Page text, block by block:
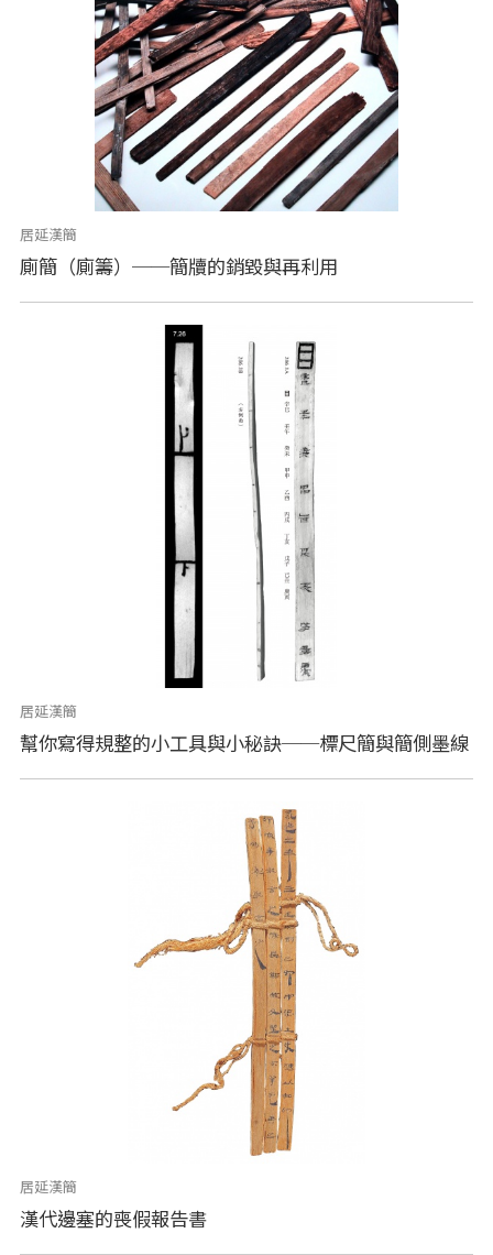
居延漢簡
廁簡（廁籌）──簡牘的銷毀與再利用
居延漢簡
幫你寫得規整的小工具與小秘訣──標尺簡與簡側墨線
居延漢簡
漢代邊塞的喪假報告書